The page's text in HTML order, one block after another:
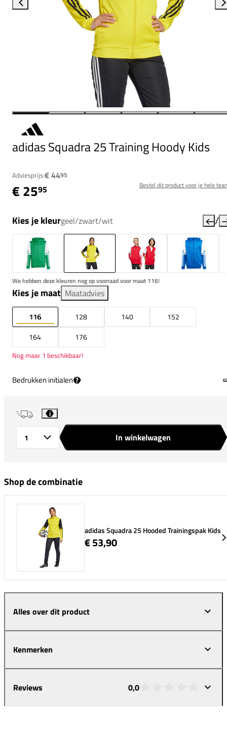
adidas Squadra 25 Training Hoody Kids
Adviesprijs:€ 4495
€ 2595 Bestel dit product voor je hele
Kies je kleurgeel/zwart/wit /
We hebben deze kleuren nog op voorraad voor maat 116!
Kies je maat Maatadvies
116 128 140
152
164
176
Nog maar 1 beschikbaar!
Bedrukken initialen ?
i
In winkelwagen
Shop de combinatie
adidas Squadra 25 Hooded Trainingspak Kids
€ 53,90
Alles over dit product
Kenmerken
Reviews 0,0